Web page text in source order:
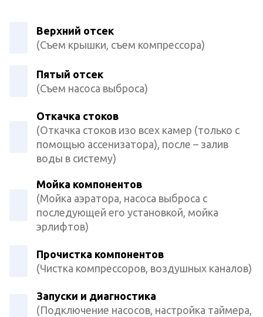
Верхний отсек
(Съем крышки, съем компрессора)
Пятый отсек
(Съем насоса выброса)
Откачка стоков
(Откачка стоков изо всех камер (только с
помощью ассенизатора), после – залив
воды в систему)
Мойка компонентов
(Мойка аэратора, насоса выброса с
последующей его установкой, мойка
эрлифтов)
Прочистка компонентов
(Чистка компрессоров, воздушных каналов)
Запуски и диагностика
(Подключение насосов, настройка таймера,